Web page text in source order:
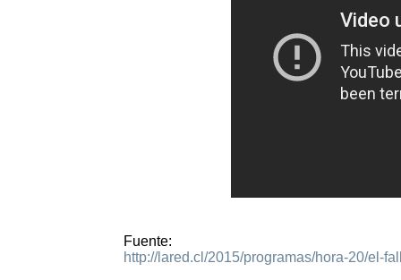
Fuente:
http://lared.cl/2015/programas/hora-20/el-